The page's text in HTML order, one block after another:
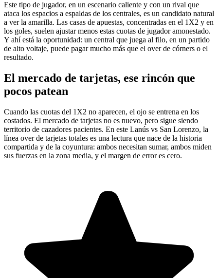
Este tipo de jugador, en un escenario caliente y con un rival que
ataca los espacios a espaldas de los centrales, es un candidato natural
a ver la amarilla. Las casas de apuestas, concentradas en el 1X2 y en
los goles, suelen ajustar menos estas cuotas de jugador amonestado.
Y ahí está la oportunidad: un central que juega al filo, en un partido
de alto voltaje, puede pagar mucho más que el over de córners o el
resultado.
El mercado de tarjetas, ese rincón que
pocos patean
Cuando las cuotas del 1X2 no aparecen, el ojo se entrena en los
costados. El mercado de tarjetas no es nuevo, pero sigue siendo
territorio de cazadores pacientes. En este Lanús vs San Lorenzo, la
línea over de tarjetas totales es una lectura que nace de la historia
compartida y de la coyuntura: ambos necesitan sumar, ambos miden
sus fuerzas en la zona media, y el margen de error es cero.